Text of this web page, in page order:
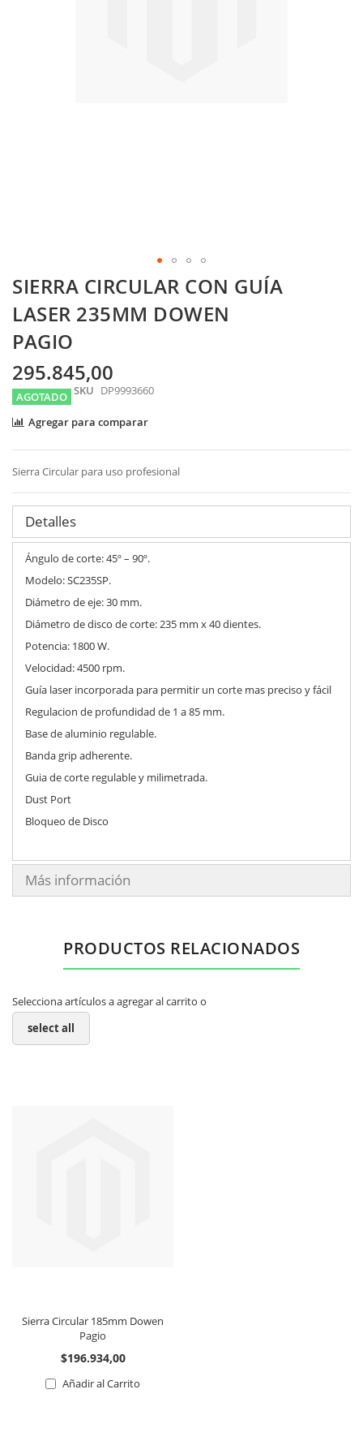
Skip
to
the
beginning
of
the
images
gallery
SIERRA CIRCULAR CON GUÍA
LASER 235MM DOWEN
PAGIO
295.845,00
AGOTADO SKU DP9993660
Agregar para comparar
Sierra Circular para uso profesional
Detalles
Ángulo de corte: 45º – 90º.
Modelo: SC235SP.
Diámetro de eje: 30 mm.
Diámetro de disco de corte: 235 mm x 40 dientes.
Potencia: 1800 W.
Velocidad: 4500 rpm.
Guía laser incorporada para permitir un corte mas preciso y fácil
Regulacion de profundidad de 1 a 85 mm.
Base de aluminio regulable.
Banda grip adherente.
Guia de corte regulable y milimetrada.
Dust Port
Bloqueo de Disco
Más información
PRODUCTOS RELACIONADOS
Selecciona artículos a agregar al carrito o
select all
Sierra Circular 185mm Dowen
Pagio
$196.934,00
Añadir al Carrito